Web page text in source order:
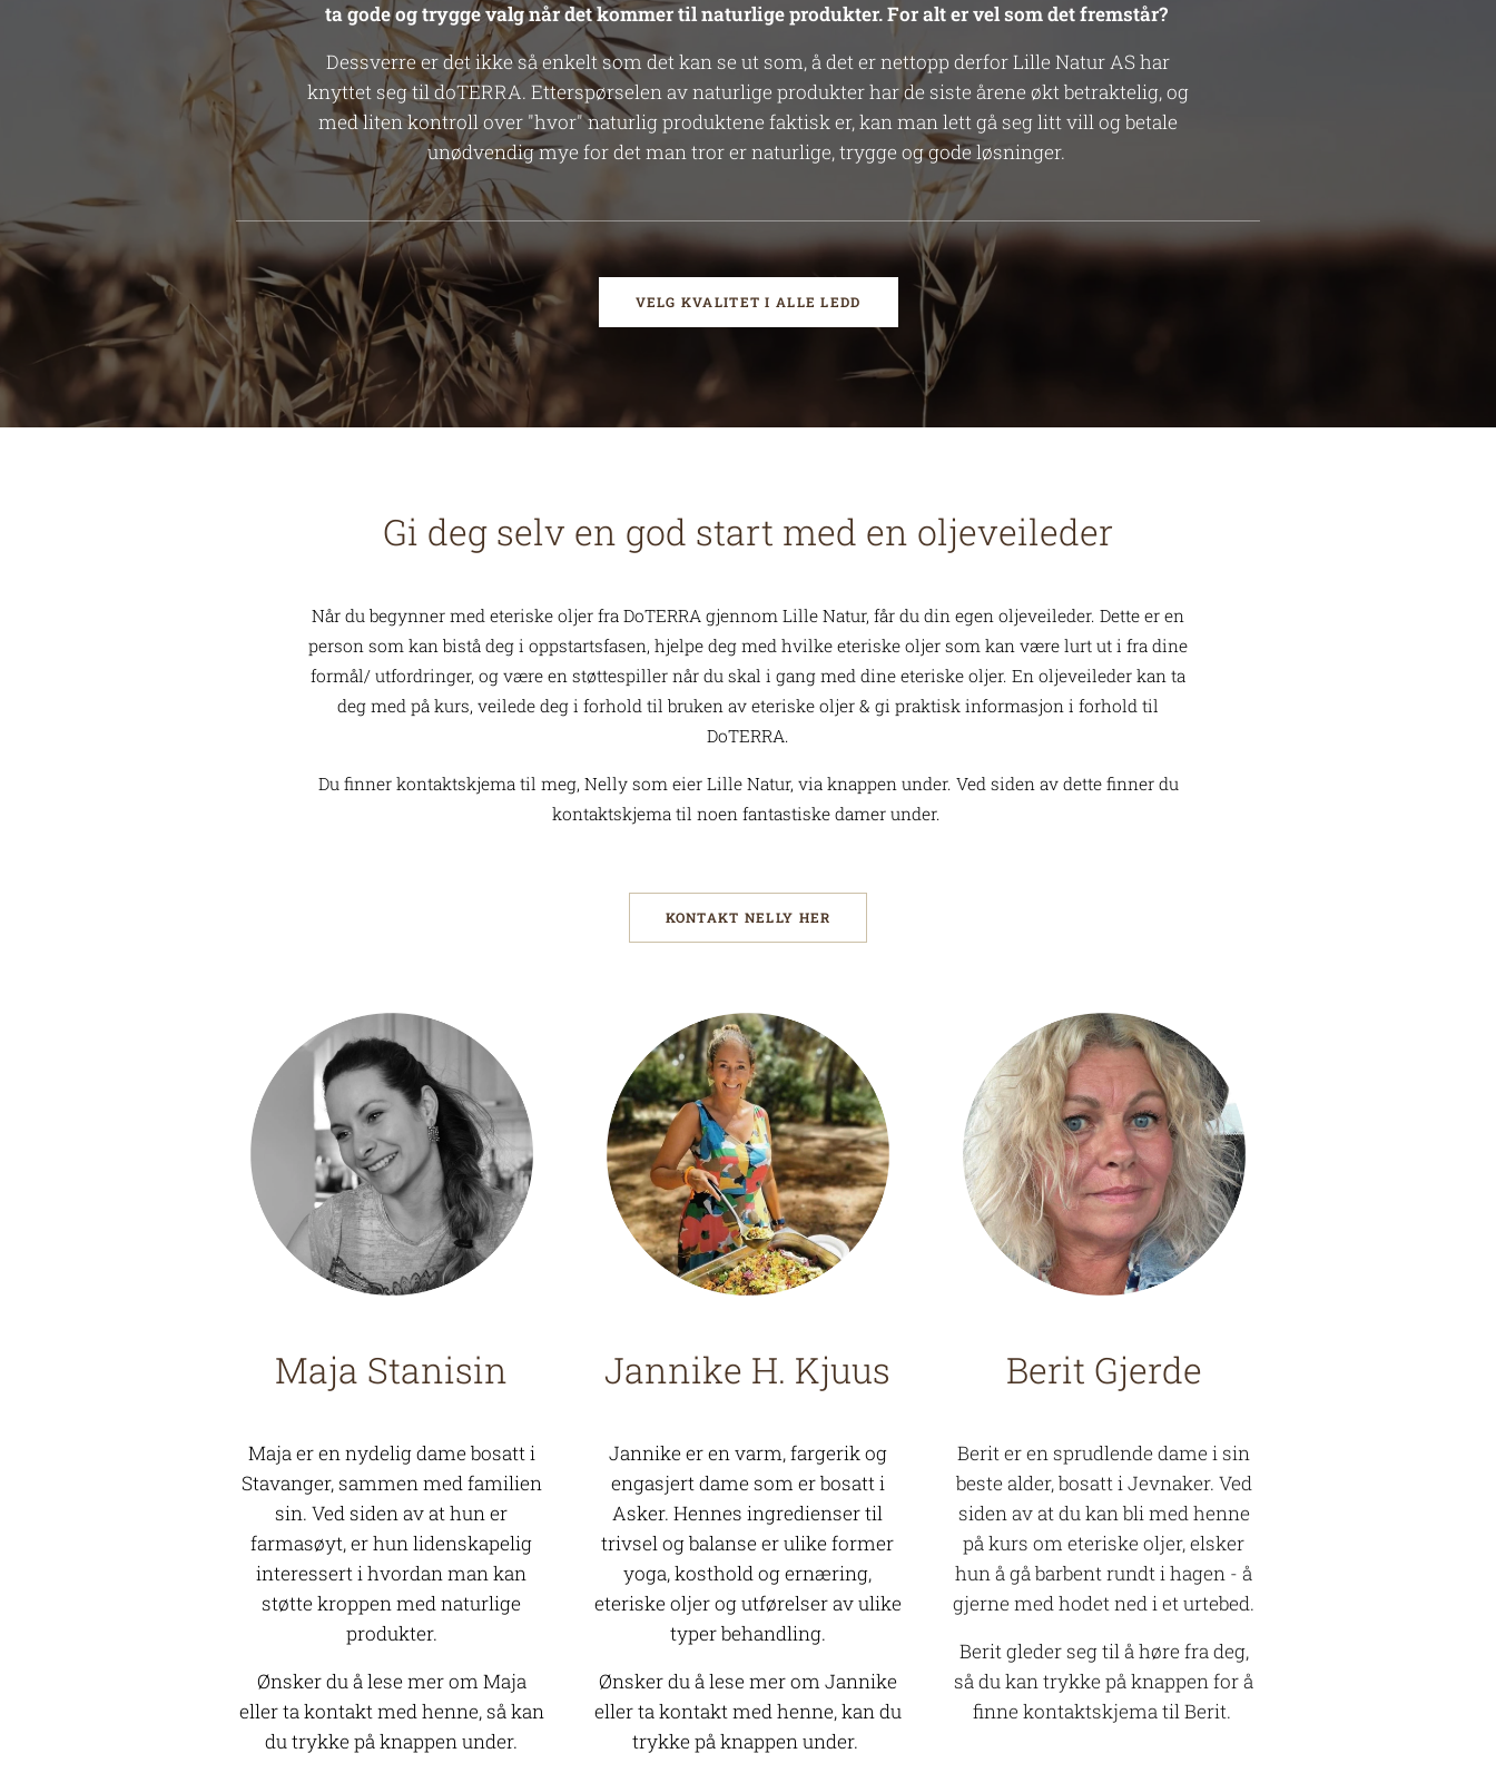
ta gode og trygge valg når det kommer til naturlige produkter. For alt er vel som det fremstår?
Dessverre er det ikke så enkelt som det kan se ut som, å det er nettopp derfor Lille Natur AS har
knyttet seg til doTERRA. Etterspørselen av naturlige produkter har de siste årene økt betraktelig, og
med liten kontroll over "hvor" naturlig produktene faktisk er, kan man lett gå seg litt vill og betale
unødvendig mye for det man tror er naturlige, trygge og gode løsninger.
VELG KVALITET I ALLE LEDD
Gi deg selv en god start med en oljeveileder
Når du begynner med eteriske oljer fra DoTERRA gjennom Lille Natur, får du din egen oljeveileder. Dette er en
person som kan bistå deg i oppstartsfasen, hjelpe deg med hvilke eteriske oljer som kan være lurt ut i fra dine
formål/ utfordringer, og være en støttespiller når du skal i gang med dine eteriske oljer. En oljeveileder kan ta
deg med på kurs, veilede deg i forhold til bruken av eteriske oljer & gi praktisk informasjon i forhold til
DoTERRA.
Du finner kontaktskjema til meg, Nelly som eier Lille Natur, via knappen under. Ved siden av dette finner du
kontaktskjema til noen fantastiske damer under.
KONTAKT NELLY HER
Maja Stanisin
Maja er en nydelig dame bosatt i
Stavanger, sammen med familien
sin. Ved siden av at hun er
farmasøyt, er hun lidenskapelig
interessert i hvordan man kan
støtte kroppen med naturlige
produkter.
Ønsker du å lese mer om Maja
eller ta kontakt med henne, så kan
du trykke på knappen under.
Jannike H. Kjuus
Jannike er en varm, fargerik og
engasjert dame som er bosatt i
Asker. Hennes ingredienser til
trivsel og balanse er ulike former
yoga, kosthold og ernæring,
eteriske oljer og utførelser av ulike
typer behandling.
Ønsker du å lese mer om Jannike
eller ta kontakt med henne, kan du
trykke på knappen under.
Berit Gjerde
Berit er en sprudlende dame i sin
beste alder, bosatt i Jevnaker. Ved
siden av at du kan bli med henne
på kurs om eteriske oljer, elsker
hun å gå barbent rundt i hagen - å
gjerne med hodet ned i et urtebed.
Berit gleder seg til å høre fra deg,
så du kan trykke på knappen for å
finne kontaktskjema til Berit.